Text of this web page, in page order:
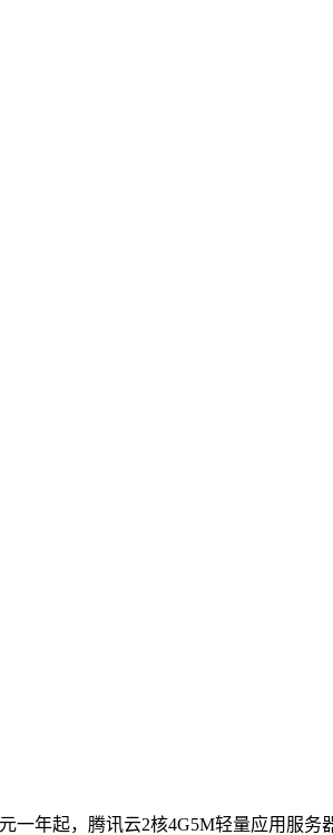
年起，腾讯云2核4G5M轻量应用服务